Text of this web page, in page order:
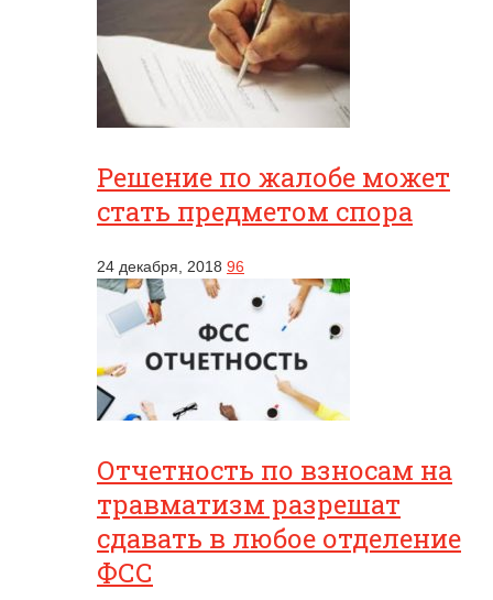
Решение по жалобе может
стать предметом спора
24 декабря, 2018 96
Отчетность по взносам на
травматизм разрешат
сдавать в любое отделение
ФСС